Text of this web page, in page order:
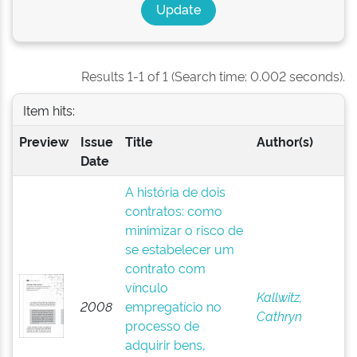
Results 1-1 of 1 (Search time: 0.002 seconds).
Item hits:
Preview
Issue
Date
Title Author(s)
2008
A história de dois
contratos: como
minimizar o risco de
se estabelecer um
contrato com
vínculo
empregatício no
processo de
adquirir bens,
Kallwitz,
Cathryn